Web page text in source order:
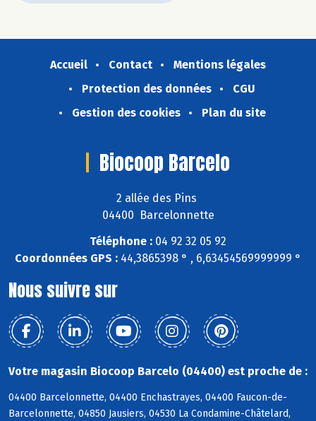
Accueil Contact
Mentions légales
Protection des données
CGU
Gestion des cookies
Plan du site
Biocoop Barcelo
2 allée des Pins
04400 Barcelonnette
Téléphone : 04 92 32 05 92
Coordonnées GPS : 44,3865398 ° , 6,63454569999999 °
Nous suivre sur
Votre magasin Biocoop Barcelo (04400) est proche de :
04400 Barcelonnette, 04400 Enchastrayes, 04400 Faucon-de-
Barcelonnette, 04850 Jausiers, 04530 La Condamine-Châtelard,